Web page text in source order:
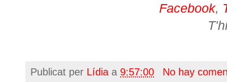
Facebook,
Publicat per Lídia a 9:57:00
No hay